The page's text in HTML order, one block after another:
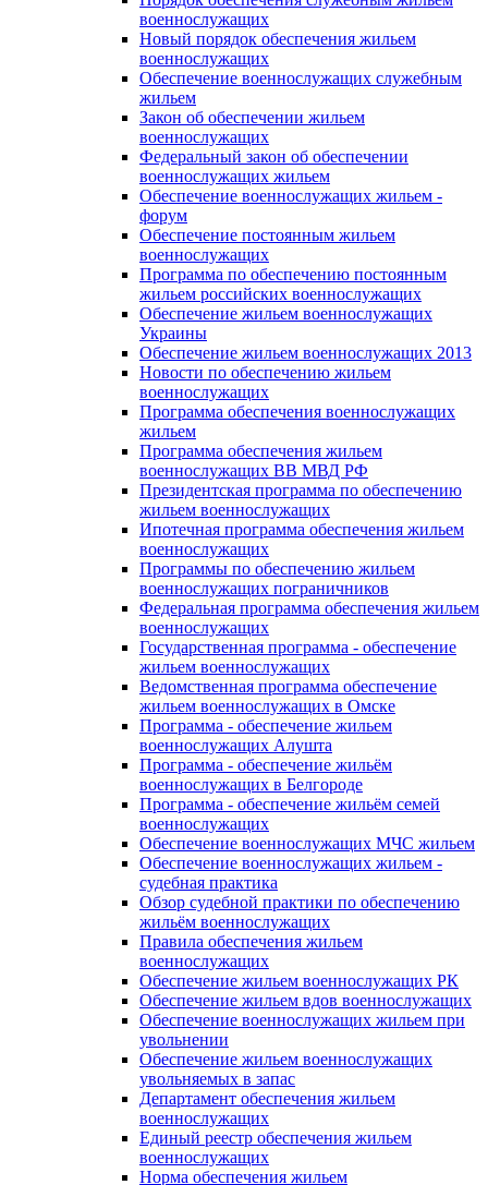
военнослужащих
Новый порядок обеспечения жильем
военнослужащих
Обеспечение военнослужащих служебным
жильем
Закон об обеспечении жильем
военнослужащих
Федеральный закон об обеспечении
военнослужащих жильем
Обеспечение военнослужащих жильем -
форум
Обеспечение постоянным жильем
военнослужащих
Программа по обеспечению постоянным
жильем российских военнослужащих
Обеспечение жильем военнослужащих
Украины
Обеспечение жильем военнослужащих 2013
Новости по обеспечению жильем
военнослужащих
Программа обеспечения военнослужащих
жильем
Программа обеспечения жильем
военнослужащих ВВ МВД РФ
Президентская программа по обеспечению
жильем военнослужащих
Ипотечная программа обеспечения жильем
военнослужащих
Программы по обеспечению жильем
военнослужащих пограничников
Федеральная программа обеспечения жильем
военнослужащих
Государственная программа - обеспечение
жильем военнослужащих
Ведомственная программа обеспечение
жильем военнослужащих в Омске
Программа - обеспечение жильем
военнослужащих Алушта
Программа - обеспечение жильём
военнослужащих в Белгороде
Программа - обеспечение жильём семей
военнослужащих
Обеспечение военнослужащих МЧС жильем
Обеспечение военнослужащих жильем -
судебная практика
Обзор судебной практики по обеспечению
жильём военнослужащих
Правила обеспечения жильем
военнослужащих
Обеспечение жильем военнослужащих РК
Обеспечение жильем вдов военнослужащих
Обеспечение военнослужащих жильем при
увольнении
Обеспечение жильем военнослужащих
увольняемых в запас
Департамент обеспечения жильем
военнослужащих
Единый реестр обеспечения жильем
военнослужащих
Норма обеспечения жильем